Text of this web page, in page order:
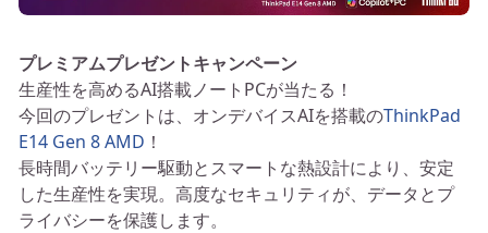
プレミアムプレゼントキャンペーン
生産性を高めるAI搭載ノートPCが当たる！
今回のプレゼントは、オンデバイスAIを搭載のThinkPad
E14 Gen 8 AMD ！
長時間バッテリー駆動とスマートな熱設計により、安定
した生産性を実現。高度なセキュリティが、データとプ
ライバシーを保護します。